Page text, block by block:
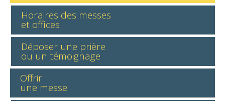
Horaires des messes
et offices
Déposer une prière
ou un témoignage
Offrir
une messe